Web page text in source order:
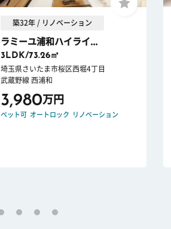
築32年 / リノベーション
ラミーユ浦和ハイライ...
3LDK/73.26㎡
埼玉県さいたま市桜区西堀4丁目
武蔵野線 西浦和
3,980万円
ペット可 オートロック リノベーション